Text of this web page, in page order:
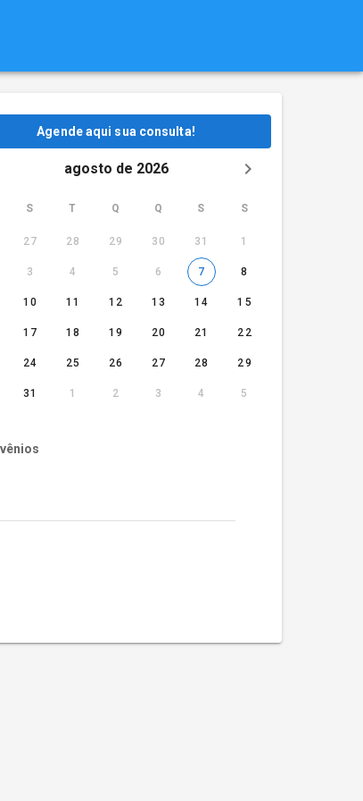
Agende aqui sua consulta!
agosto de 2026
S T Q Q S S
27 28 29 30 31 1
3 4 5 6 7 8
10 11 12 13 14 15
17 18 19 20 21 22
24 25 26 27 28 29
31 1 2 3 4 5